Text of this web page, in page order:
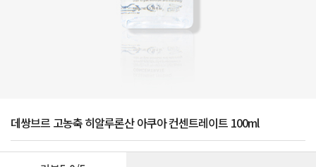
데쌍브르 고농축 히알루론산 아쿠아 컨센트레이트 100ml